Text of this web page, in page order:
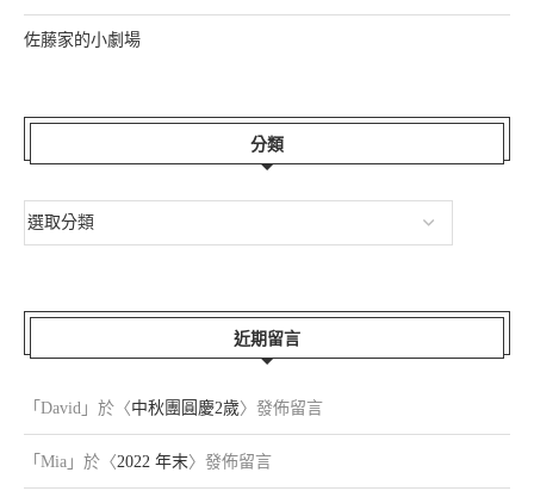
佐藤家的小劇場
分類
近期留言
「 David 」於〈中秋團圓慶2歲〉發佈留言
「 Mia 」於〈2022 年末〉發佈留言